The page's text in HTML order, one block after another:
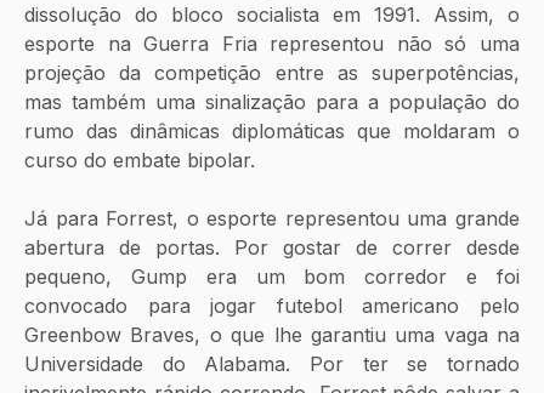
dissolução do bloco socialista em 1991. Assim, o
esporte na Guerra Fria representou não só uma
projeção da competição entre as superpotências,
mas também uma sinalização para a população do
rumo das dinâmicas diplomáticas que moldaram o
curso do embate bipolar.
Já para Forrest, o esporte representou uma grande
abertura de portas. Por gostar de correr desde
pequeno, Gump era um bom corredor e foi
convocado para jogar futebol americano pelo
Greenbow Braves, o que lhe garantiu uma vaga na
Universidade do Alabama. Por ter se tornado